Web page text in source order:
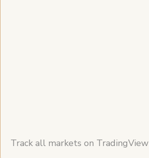
Track all markets on TradingView